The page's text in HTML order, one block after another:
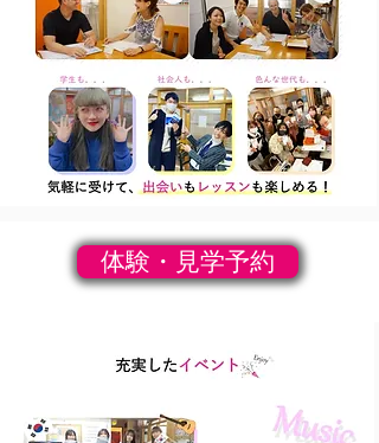
体験・見学予約